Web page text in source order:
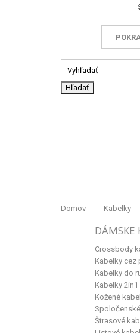
Hľadať
Domov Kabelky
DÁMSKE
Crossbody
Kabelky cez
Kabelky do
Kabelky 2in1
Kožené
Štrasové